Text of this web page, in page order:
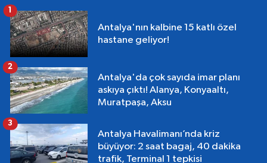
Antalya'nın kalbine 15 katlı özel
hastane geliyor!
1
Antalya'da çok sayıda imar planı
askıya çıktı! Alanya, Konyaaltı,
Muratpaşa, Aksu
2
Antalya Havalimanı’nda kriz
büyüyor: 2 saat bagaj, 40 dakika
trafik, Terminal 1 tepkisi
3